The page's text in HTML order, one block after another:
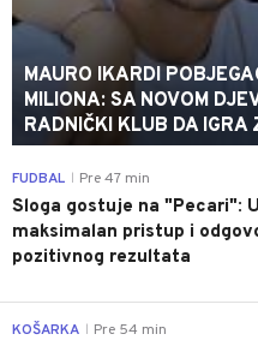
MAURO IKARDI
MILIONA: SA NOVOM
RADNIČKI KLUB DA IGRA
FUDBAL Pre 47 min
Sloga gostuje na "Pecari":
maksimalan pristup i
pozitivnog rezultata
KOŠARKA Pre 54 min